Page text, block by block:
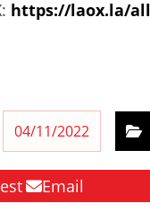
https://laox.la/
04/11/2022
Email